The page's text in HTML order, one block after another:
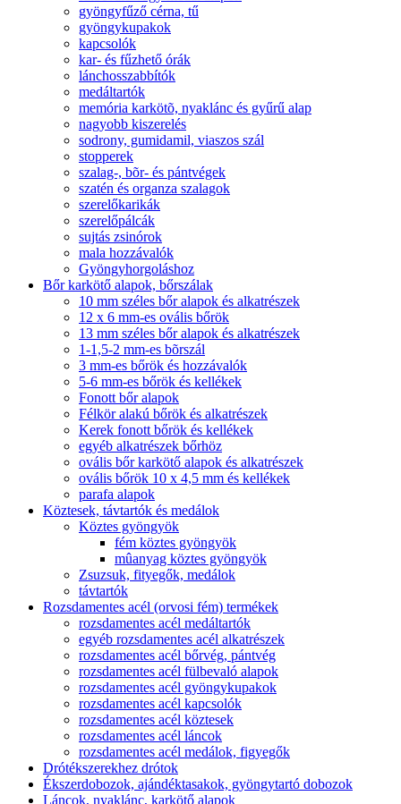
gyöngyfűző cérna, tű
gyöngykupakok
kapcsolók
kar- és fűzhető órák
lánchosszabbítók
medáltartók
memória karkötõ, nyaklánc és gyűrű alap
nagyobb kiszerelés
sodrony, gumidamil, viaszos szál
stopperek
szalag-, bõr- és pántvégek
szatén és organza szalagok
szerelőkarikák
szerelőpálcák
sujtás zsinórok
mala hozzávalók
Gyöngyhorgoláshoz
Bőr karkötő alapok, bőrszálak
10 mm széles bőr alapok és alkatrészek
12 x 6 mm-es ovális bőrök
13 mm széles bőr alapok és alkatrészek
1-1,5-2 mm-es bõrszál
3 mm-es bőrök és hozzávalók
5-6 mm-es bőrök és kellékek
Fonott bőr alapok
Félkör alakú bőrök és alkatrészek
Kerek fonott bőrök és kellékek
egyéb alkatrészek bőrhöz
ovális bőr karkötő alapok és alkatrészek
ovális bőrök 10 x 4,5 mm és kellékek
parafa alapok
Köztesek, távtartók és medálok
Köztes gyöngyök
fém köztes gyöngyök
mûanyag köztes gyöngyök
Zsuzsuk, fityegők, medálok
távtartók
Rozsdamentes acél (orvosi fém) termékek
rozsdamentes acél medáltartók
egyéb rozsdamentes acél alkatrészek
rozsdamentes acél bőrvég, pántvég
rozsdamentes acél fülbevaló alapok
rozsdamentes acél gyöngykupakok
rozsdamentes acél kapcsolók
rozsdamentes acél köztesek
rozsdamentes acél láncok
rozsdamentes acél medálok, figyegők
Drótékszerekhez drótok
Ékszerdobozok, ajándéktasakok, gyöngytartó dobozok
Láncok, nyaklánc, karkötő alapok